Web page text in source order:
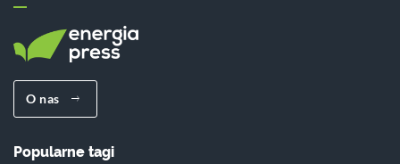
O nas
Popularne tagi